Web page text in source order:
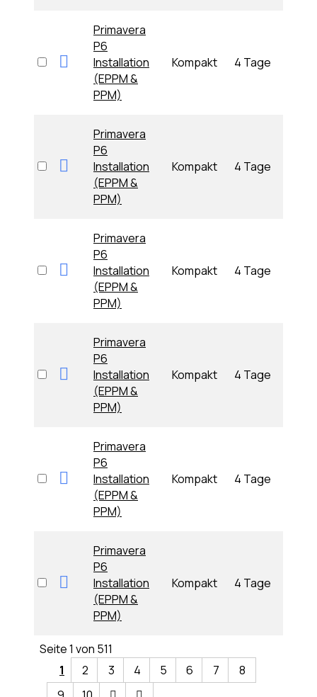
Primavera
P6
Installation
(EPPM &
PPM)
Kompakt 4 Tage
Primavera
P6
Installation
(EPPM &
PPM)
Kompakt 4 Tage
Primavera
P6
Installation
(EPPM &
PPM)
Kompakt 4 Tage
Primavera
P6
Installation
(EPPM &
PPM)
Kompakt 4 Tage
Primavera
P6
Installation
(EPPM &
PPM)
Kompakt 4 Tage
Primavera
P6
Installation
(EPPM &
PPM)
Kompakt 4 Tage
Seite 1 von 511
1
2 3 4 5 6 7
8